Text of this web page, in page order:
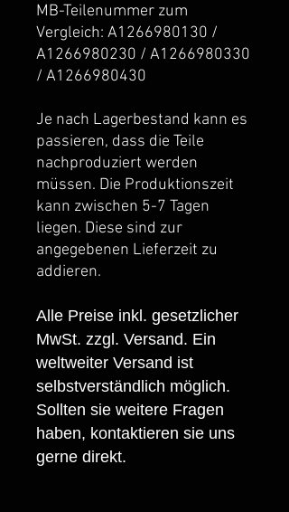
MB-Teilenummer zum
Vergleich: A1266980130 /
A1266980230 / A1266980330
/ A1266980430
Je nach Lagerbestand kann es
passieren, dass die Teile
nachproduziert werden
müssen. Die Produktionszeit
kann zwischen 5-7 Tagen
liegen. Diese sind zur
angegebenen Lieferzeit zu
addieren.
Alle Preise inkl. gesetzlicher
MwSt. zzgl. Versand. Ein
weltweiter Versand ist
selbstverständlich möglich.
Sollten sie weitere Fragen
haben, kontaktieren sie uns
gerne direkt.